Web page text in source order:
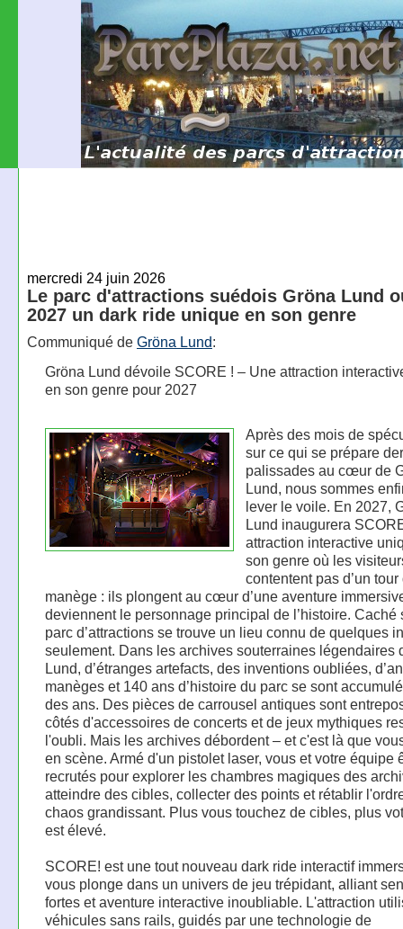
mercredi 24 juin 2026
Le parc d'attractions suédois Gröna Lund
2027 un dark ride unique en son genre
Communiqué de Gröna Lund:
Gröna Lund dévoile SCORE ! – Une attraction
en son genre pour 2027
Après des mois de
sur ce qui se prépare
palissades au cœur de
Lund, nous sommes
lever le voile. En 2027,
Lund inaugurera
attraction interactive
son genre où les
contentent pas d’un tour
manège : ils plongent au cœur d’une aventure
deviennent le personnage principal de l’histoire. Caché
parc d’attractions se trouve un lieu connu de quelques
seulement. Dans les archives souterraines légendaires
Lund, d’étranges artefacts, des inventions oubliées,
manèges et 140 ans d’histoire du parc se sont
des ans. Des pièces de carrousel antiques sont
côtés d'accessoires de concerts et de jeux mythiques
l'oubli. Mais les archives débordent – ​​et c'est là que
en scène. Armé d'un pistolet laser, vous et votre équipe
recrutés pour explorer les chambres magiques des
atteindre des cibles, collecter des points et rétablir
chaos grandissant. Plus vous touchez de cibles, plus
est élevé.
SCORE! est une tout nouveau dark ride interactif
vous plonge dans un univers de jeu trépidant, alliant
fortes et aventure interactive inoubliable. L'attraction
véhicules sans rails, guidés par une technologie de